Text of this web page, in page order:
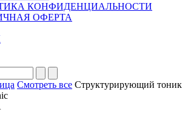
КОНФИДЕНЦИАЛЬНОСТИ
ОФЕРТА
Смотреть все Структурирующий тоник